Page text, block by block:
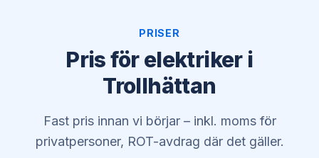
PRISER
Pris för elektriker i
Trollhättan
Fast pris innan vi börjar – inkl. moms för
privatpersoner, ROT-avdrag där det gäller.